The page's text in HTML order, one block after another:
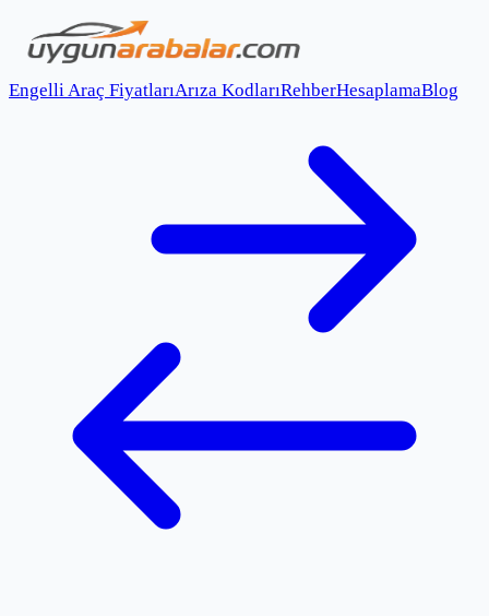
Engelli Araç FiyatlarıArıza KodlarıRehberHesaplamaBlog